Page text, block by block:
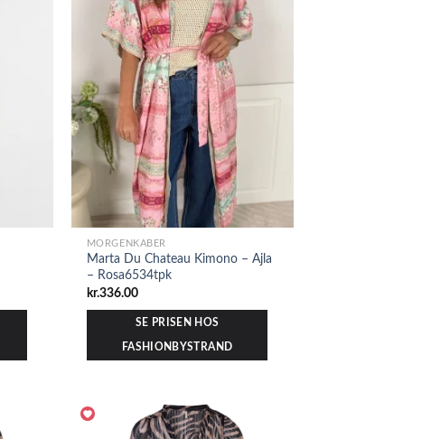
MORGENKÅBER
Marta Du Chateau Kimono – Ajla
– Rosa6534tpk
kr.336.00
SE PRISEN HOS
FASHIONBYSTRAND